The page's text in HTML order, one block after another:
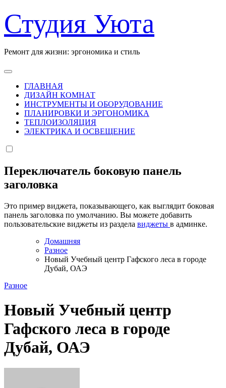
к
содержанию
Студия Уюта
Ремонт для жизни: эргономика и стиль
ГЛАВНАЯ
ДИЗАЙН КОМНАТ
ИНСТРУМЕНТЫ И ОБОРУДОВАНИЕ
ПЛАНИРОВКИ И ЭРГОНОМИКА
ТЕПЛОИЗОЛЯЦИЯ
ЭЛЕКТРИКА И ОСВЕЩЕНИЕ
Переключатель боковую панель
заголовка
Это пример виджета, показывающего, как выглядит боковая
панель заголовка по умолчанию. Вы можете добавить
пользовательские виджеты из раздела виджеты в админке.
Домашняя
Разное
Новый Учебный центр Гафского леса в городе
Дубай, ОАЭ
Разное
Новый Учебный центр
Гафского леса в городе
Дубай, ОАЭ